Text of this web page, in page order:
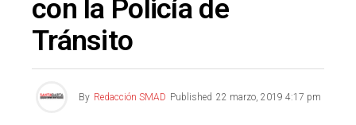
con la Policía de
Tránsito
By Redacción SMAD Published 22 marzo, 2019 4:17 pm